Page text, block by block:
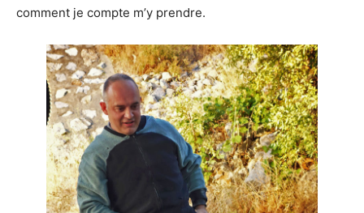
comment je compte m’y prendre.